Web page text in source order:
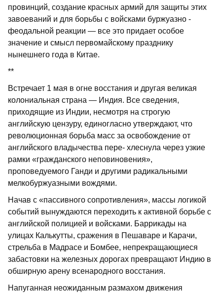
провин­ций, создание красных армий для защиты этих
завоеваний и для борьбы с войска­ми буржуазно -
феодальной реакции — все это придает особое
значение и смысл первомайскому празднику
нынешнего го­да в Китае.
**
Встречает 1 мая в огне восстания и другая великая
колониальная страна — Индия. Все сведения,
приходящие из Ин­дии, несмотря на строгую
английскую цензуру, единогласно утверждают, что
революционная борьба масс за освобож­дение от
английского владычества пере- хлеснула через узкие
рамки «гражданско­го неповиновения»,
проповедуемого Ган­ди и другими радикальными
мелкобуржу­азными вождями.
Начав с «пассивного сопротивления», массы логикой
событий вынуждаются пе­реходить к активной борьбе с
англий­ской полицией и войсками. Баррикады на
улицах Калькутты, сражения в Пешаваре и Карачи,
стрельба в Мадрасе и Бомбее, непрекращающиеся
забастовки на желез­ных дорогах превращают Индию в
об­ширную арену всенародного восстания.
Напуганная неожиданным размахом движения